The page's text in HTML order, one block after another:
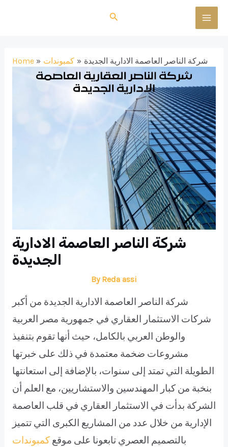
Search
Home كمبوندات شركة الناصر العاصمة الادارية الجديدة
شركة الناصر العاصمة الادارية
الجديدة
By Reda assi
شركة الناصر العاصمة الادارية الجديدة من أكبر
شركات الاستثمار العقاري في جمهورية مصر العربية
والوطن العربي بالكامل، حيث أنها تقوم بتنفيذ
مشروعات ضخمة معتمدة في ذلك على خبرتها
الطويلة التي تمتد إلى سنوات، بالإضافة إلى استعانتها
بنخبة من كبار المهندسين والاستشاريين، مع العلم أن
الشركة بدأت في الاستثمار العقاري في قلب العاصمة
الإدارية من خلال عدد من المشاريع الكبرى التي تتميز
بالتصميم العصري تابعونا على موقعكمبوندات